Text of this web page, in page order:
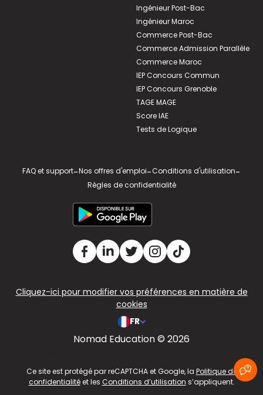
Ingénieur Post-Bac
Ingénieur Maroc
Commerce Post-Bac
Commerce Admission Parallèle
Commerce Maroc
IEP Concours Commun
IEP Concours Grenoble
TAGE MAGE
Score IAE
Tests de Logique
FAQ et support-Nos offres d'emploi-Conditions d'utilisation-
Règles de confidentialité
Cliquez-ici pour modifier vos préférences en matière de
cookies
FR
Nomad Education © 2026
Ce site est protégé par reCAPTCHA et Google, la Politique de
confidentialitéet les Conditions d’utilisation s’appliquent.